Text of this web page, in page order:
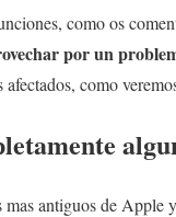
como os
por un
como
antiguos de